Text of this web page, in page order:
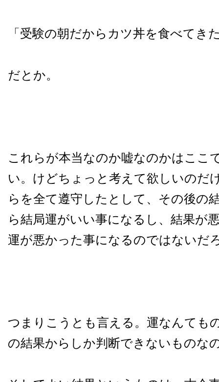
「受験の朝だからカツ丼を食べてき
だとか。
これらが本当なのか嘘なのかはここ
い。けどちょっと考えて欲しいのだ
らを全て遵守したとして、その後の
ら結局運がいい事になるし、結果が
運が悪かった事になるのではないだ
つまりこうとも言える。運なんても
の結果からしか判断できないものな